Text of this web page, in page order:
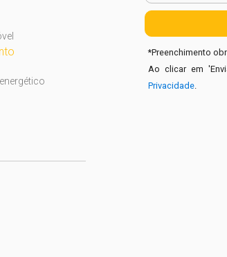
*Preenchimento
Ao clicar em
Privacidade.